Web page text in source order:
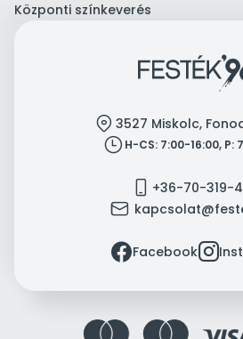
Központi színkeverés
location 3527 Miskolc,
clock H-CS: 7:00-16:00, P:
mobile +36-70-319-
mail
facebookFacebookinstagram